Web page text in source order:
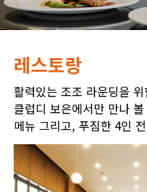
레스토랑
활력있는 조조 라운딩을
클럽디 보은에서만 만나
메뉴 그리고, 푸짐한 4인